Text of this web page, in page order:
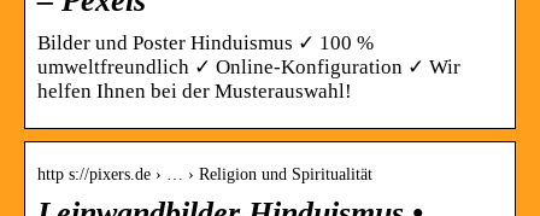
Bilder und Poster Hinduismus ✓ 100 %
umweltfreundlich ✓ Online-Konfiguration ✓ Wir
helfen Ihnen bei der Musterauswahl!
http s://pixers.de › … › Religion und Spiritualität